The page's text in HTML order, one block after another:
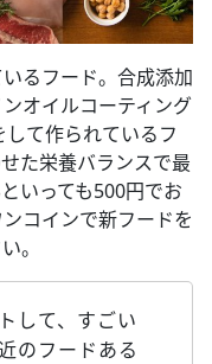
るフード。合成添加
オイルコーティング
て作られているフ
た栄養バランスで最
いっても500円でお
コインで新フードを
。
して、すごい
のフードある